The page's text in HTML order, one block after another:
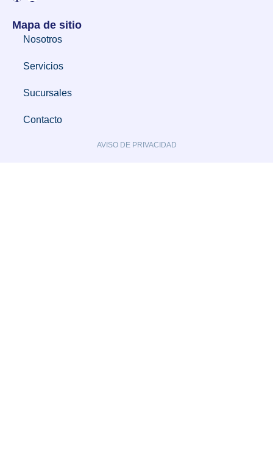
Mapa de sitio
Nosotros
Servicios
Sucursales
Contacto
AVISO DE PRIVACIDAD